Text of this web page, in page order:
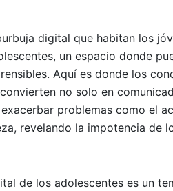
digital que habitan los
un espacio donde
Aquí es donde los
no solo en
problemas como el
revelando la impotencia de
de los adolescentes es un